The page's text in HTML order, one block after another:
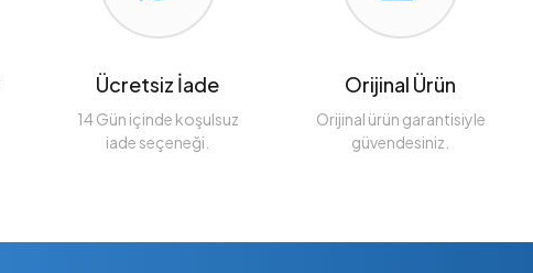
Ücretsiz İade
14 Gün içinde koşulsuz
iade seçeneği.
Orijinal Ürün
Orijinal ürün garantisiyle
güvendesiniz.